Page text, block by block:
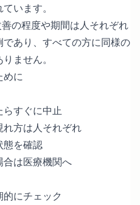
います。
の程度や期間は人それぞれ
あり、すべての方に同様の
ません。
めに
らすぐに中止
れ方は人それぞれ
態を確認
合は医療機関へ
にチェック